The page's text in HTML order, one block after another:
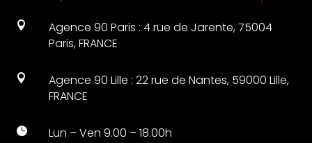

Agence 90 Paris : 4 rue de Jarente, 75004
Paris, FRANCE

Agence 90 Lille : 22 rue de Nantes, 59000 Lille,
FRANCE
 Lun – Ven 9.00 – 18.00h